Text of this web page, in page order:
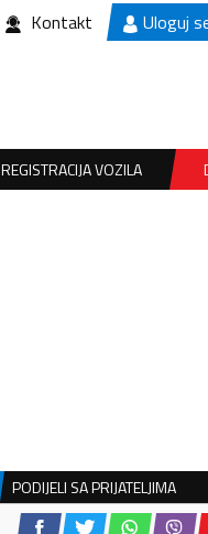
Kontakt Uloguj
REGISTRACIJA VOZILA
PODIJELI SA PRIJATELJIMA